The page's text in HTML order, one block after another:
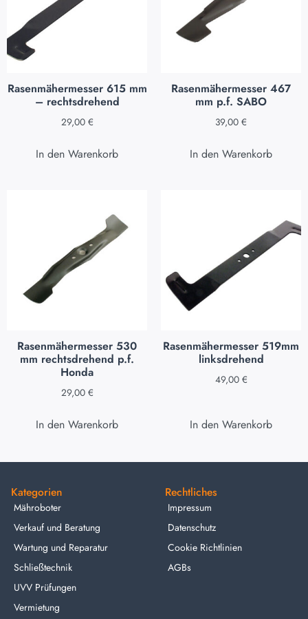
Rasenmähermesser 615 mm
– rechtsdrehend
29,00 €
In den Warenkorb
Rasenmähermesser 467
mm p.f. SABO
39,00 €
In den Warenkorb
Rasenmähermesser 530
mm rechtsdrehend p.f.
Honda
29,00 €
In den Warenkorb
Rasenmähermesser 519mm
linksdrehend
49,00 €
In den Warenkorb
Kategorien
Mähroboter
Verkauf und Beratung
Wartung und Reparatur
Schließtechnik
UVV Prüfungen
Vermietung
Rechtliches
Impressum
Datenschutz
Cookie Richtlinien
AGBs